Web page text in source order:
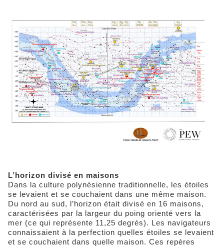
L’horizon divisé en maisons
Dans la culture polynésienne traditionnelle, les étoiles
se levaient et se couchaient dans une même maison.
Du nord au sud, l’horizon était divisé en 16 maisons,
caractérisées par la largeur du poing orienté vers la
mer (ce qui représente 11,25 degrés). Les navigateurs
connaissaient à la perfection quelles étoiles se levaient
et se couchaient dans quelle maison. Ces repères